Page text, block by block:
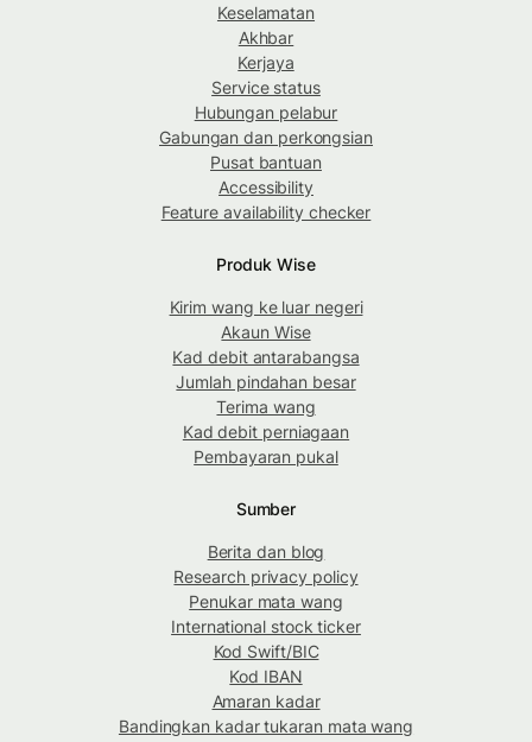
Keselamatan
Akhbar
Kerjaya
Service status
Hubungan pelabur
Gabungan dan perkongsian
Pusat bantuan
Accessibility
Feature availability checker
Produk Wise
Kirim wang ke luar negeri
Akaun Wise
Kad debit antarabangsa
Jumlah pindahan besar
Terima wang
Kad debit perniagaan
Pembayaran pukal
Sumber
Berita dan blog
Research privacy policy
Penukar mata wang
International stock ticker
Kod Swift/BIC
Kod IBAN
Amaran kadar
Bandingkan kadar tukaran mata wang